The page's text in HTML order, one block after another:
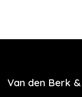
Van den Berk